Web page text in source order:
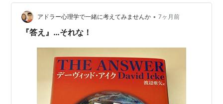
アドラー心理学で一緒に考えてみませんか • 7ヶ月前
『答え』…それな！